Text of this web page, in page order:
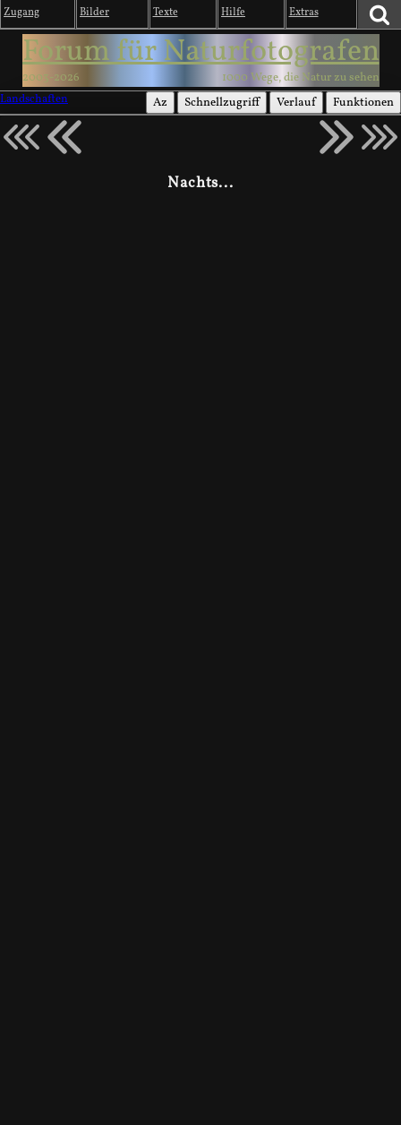
Zugang Bilder Texte Hilfe Extras
Forum für Naturfotografen
2003-2026
1000 Wege, die Natur zu sehen
Landschaften
Az Schnellzugriff Verlauf Funktionen
Nachts...